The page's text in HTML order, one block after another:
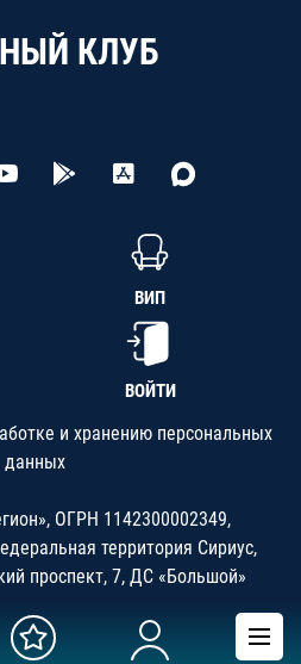
КЛУБ
ВИП
ВОЙТИ
и хранению персональных
данных
ОГРН 1142300002349,
территория Сириус,
проспект, 7, ДС «Большой»